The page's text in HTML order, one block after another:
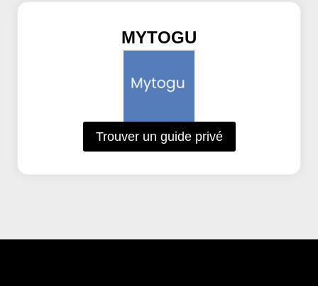
MYTOGU
Trouver un guide privé